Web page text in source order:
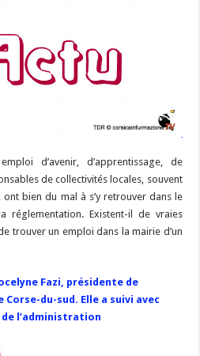
d’avenir, d’apprentissage, de
de collectivités locales, souvent
bien du mal à s’y retrouver dans le
réglementation. Existent-il de vraies
trouver un emploi dans la mairie d’un
Fazi, présidente de
Corse-du-sud. Elle a suivi avec
l’administration